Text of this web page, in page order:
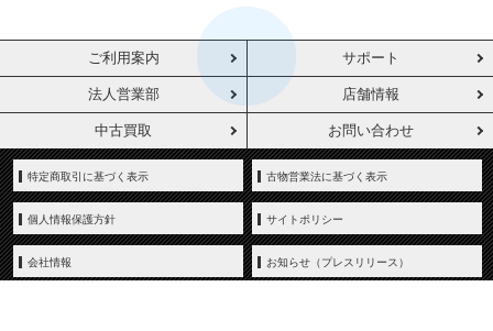
ご利用案内 サポート
法人営業部 店舗情報
中古買取 お問い合わせ
特定商取引に基づく表示 古物営業法に基づく表示
個人情報保護方針 サイトポリシー
会社情報 お知らせ（プレスリリース）